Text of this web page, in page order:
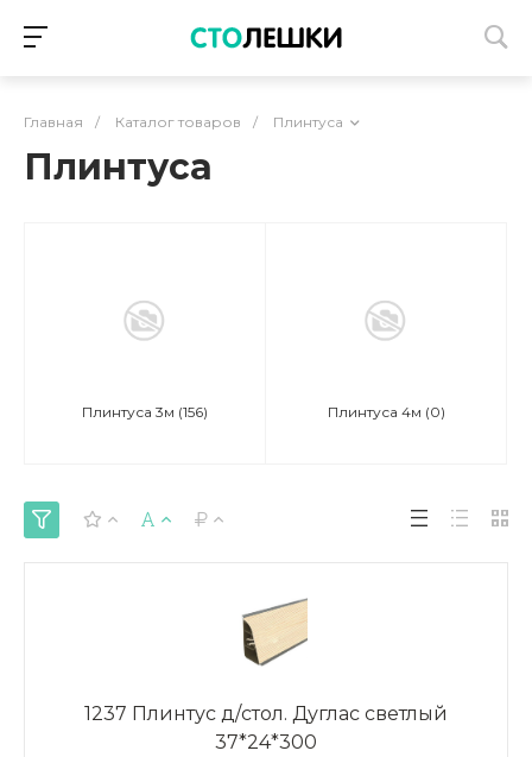
Главная / Каталог товаров / Плинтуса
Плинтуса
Плинтуса 3м (156) Плинтуса 4м (0)
1237 Плинтус д/стол. Дуглас светлый
37*24*300